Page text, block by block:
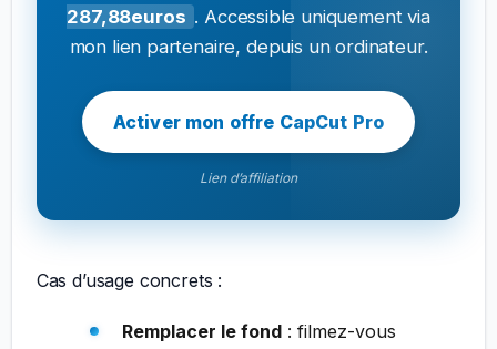
287,88euros . Accessible uniquement via
mon lien partenaire, depuis un ordinateur.
Activer mon offre CapCut Pro
Lien d’affiliation
Cas d’usage concrets :
Remplacer le fond: filmez-vous